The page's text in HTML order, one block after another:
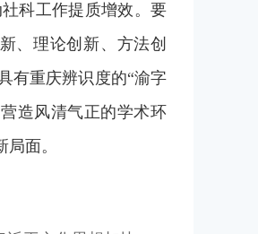
科工作提质增效。要
、理论创新、方法创
有重庆辨识度的“渝字
造风清气正的学术环
面。